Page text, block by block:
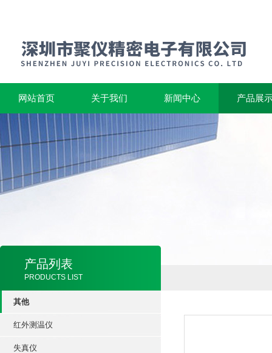
网站首页 关于我们 新闻中心 产品展
产品列表
PRODUCTS LIST
其他
红外测温仪
失真仪